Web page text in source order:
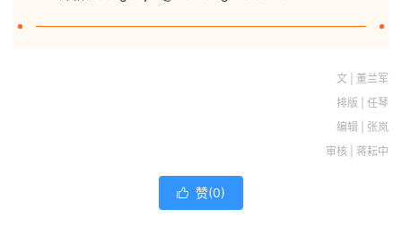
文 | 董兰军
排版 | 任琴
编辑 | 张岚
审核 | 蒋耘中
 赞(0)